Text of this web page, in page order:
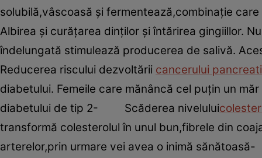
solubilă,vâscoasă şi fermentează,combinaţie
Albirea şi curăţarea dinţilor şi întărirea gingiillor.
îndelungată stimulează producerea de salivă.
Reducerea riscului dezvoltării cancerului
diabetului. Femeile care mănâncă cel puţin un
diabetului de tip 2- Scăderea nivelului
transformă colesterolul în unul bun,fibrele din
arterelor,prin urmare vei avea o inimă